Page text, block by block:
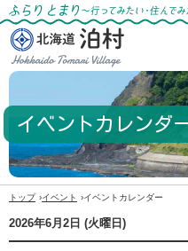
ふらりとまり～行ってみた
い・帰ってきたい～
北海道 泊村
Hokkaido Tomari
Village
イベントカレンダ
トップ ›イベント ›イベントカレンダー
2026年6月2日 (火曜日 )